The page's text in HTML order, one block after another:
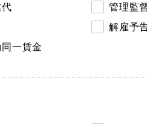
管理監
解雇予
一賃金